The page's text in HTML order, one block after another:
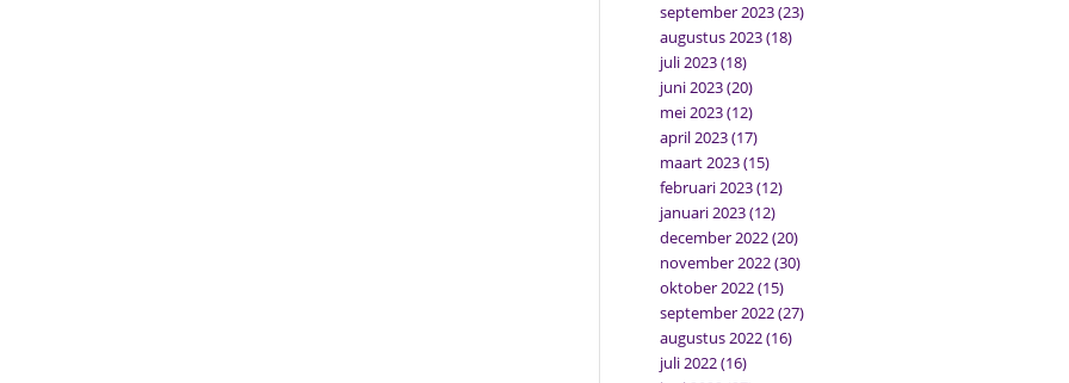
september 2023(23)
augustus 2023(18)
juli 2023(18)
juni 2023(20)
mei 2023(12)
april 2023(17)
maart 2023(15)
februari 2023(12)
januari 2023(12)
december 2022(20)
november 2022(30)
oktober 2022(15)
september 2022(27)
augustus 2022(16)
juli 2022(16)